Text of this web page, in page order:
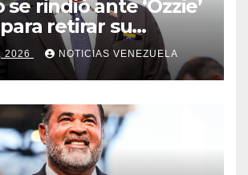
se rindió ante ‘Ozzie’
retirar su
2026 NOTICIAS VENEZUELA